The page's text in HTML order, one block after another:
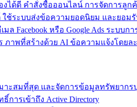
ได้ดี คำสั่งซื้อออนไลน์ การจัดการลูก
ใช้ระบบส่งข้อความยอดนิยม และยอม
ล Facebook หรือ Google Ads ระบบ
ภาพที่สร้างด้วย AI ข้อความแจ้งโดยล
าะสมที่สุด และจัดการข้อมูลทรัพยากร
ารเข้าถึง Active Directory